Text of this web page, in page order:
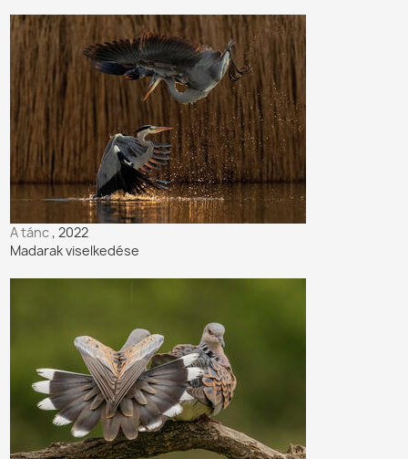
A tánc, 2022
Madarak viselkedése